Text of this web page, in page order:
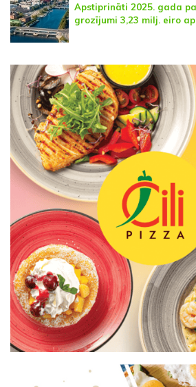
Apstiprināti 2025. gada
grozījumi 3,23 milj. eiro